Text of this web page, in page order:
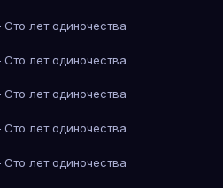
лет одиночества
лет одиночества
лет одиночества
лет одиночества
лет одиночества